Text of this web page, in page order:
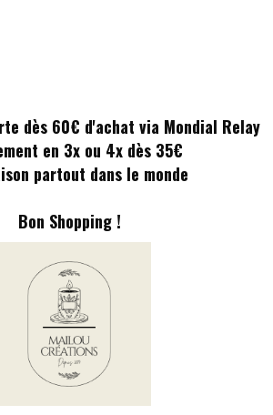
dès 60€ d'achat via Mondial Relay
en 3x ou 4x dès 35€
partout dans le monde
Bon Shopping !